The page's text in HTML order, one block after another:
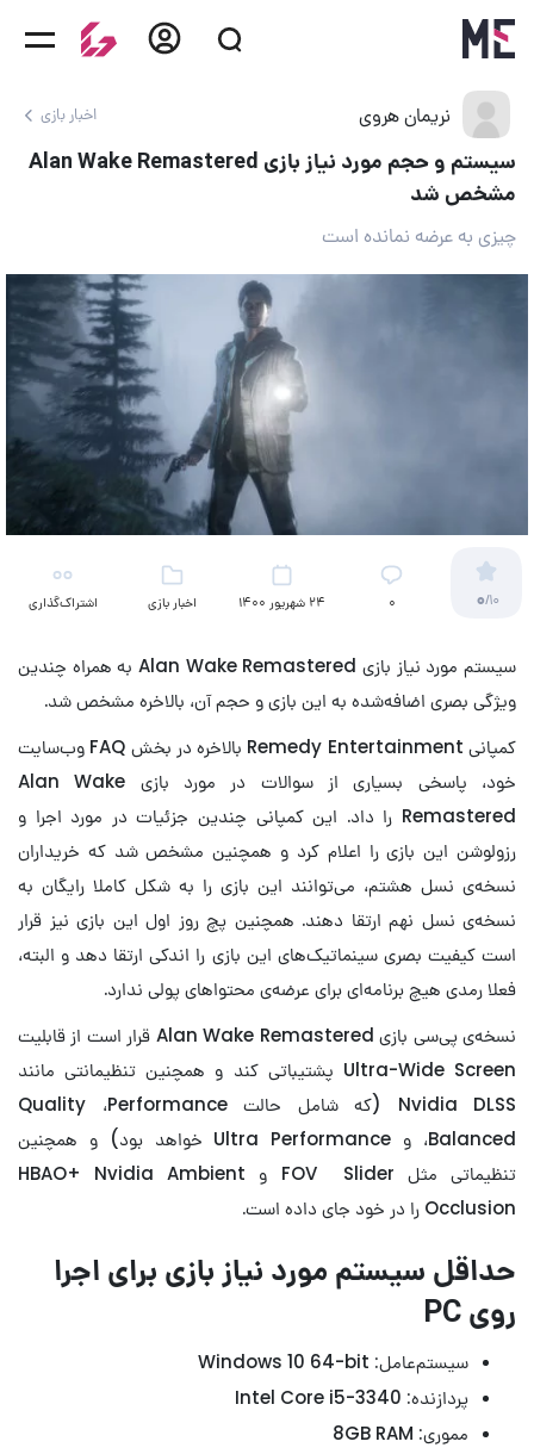
نریمان هروی اخبار بازی
سیستم و حجم مورد نیاز بازی Alan Wake Remastered
مشخص شد
چیزی به عرضه نمانده است
0/10 ۰ 24 شهریور 1400 اخبار بازی اشتراک‌گذاری
سیستم مورد نیاز بازی Alan Wake Remastered به همراه چندین
ویژگی بصری اضافه‌شده به این بازی و حجم آن، بالاخره مشخص شد.
کمپانی Remedy Entertainment بالاخره در بخش FAQ وب‌سایت
خود، پاسخی بسیاری از سوالات در مورد بازی Alan Wake
Remastered را داد. این کمپانی چندین جزئیات در مورد اجرا و
رزولوشن این بازی را اعلام کرد و همچنین مشخص شد که خریداران
نسخه‌ی نسل هشتم، می‌توانند این بازی را به شکل کاملا رایگان به
نسخه‌ی نسل نهم ارتقا دهند. همچنین پچ روز اول این بازی نیز قرار
است کیفیت بصری سینماتیک‌های این بازی را اندکی ارتقا دهد و البته،
فعلا رمدی هیچ برنامه‌ای برای عرضه‌ی محتوا‌های پولی ندارد.
نسخه‌ی پی‌سی بازی Alan Wake Remastered قرار است از قابلیت
Ultra-Wide Screen پشتیباتی کند و همچنین تنظیمانتی مانند
Nvidia DLSS (که شامل حالت Quality ،Performance
،Balanced و Ultra Performance خواهد بود) و همچنین
تنظیماتی مثل FOV Slider و HBAO+ Nvidia Ambient
Occlusion را در خود جای داده است.
حداقل سیستم مورد نیاز بازی برای اجرا
روی PC
سیستم‌عامل: Windows 10 64-bit
پردازنده: Intel Core i5-3340
مموری: 8GB RAM